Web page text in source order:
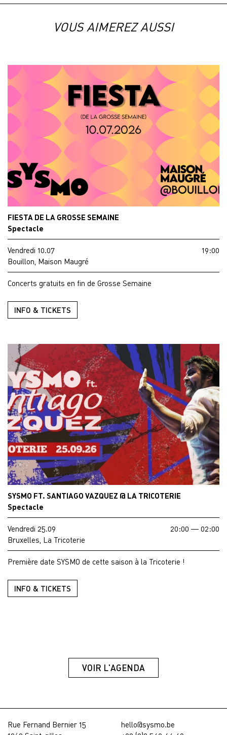
VOUS AIMEREZ AUSSI
FIESTA DE LA GROSSE SEMAINE
Spectacle
Vendredi 10.07
19:00
Bouillon, Maison Maugré
Concerts gratuits en fin de Grosse Semaine
INFO & TICKETS
SYSMO FT. SANTIAGO VAZQUEZ @ LA TRICOTERIE
Spectacle
Vendredi 25.09
20:00 — 02:00
Bruxelles, La Tricoterie
Première date SYSMO de cette saison à la Tricoterie !
INFO & TICKETS
VOIR L'AGENDA
Rue Fernand Bernier 15
hello@sysmo.be